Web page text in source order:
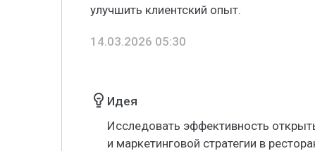
улучшить клиентский опыт.
14.03.2026 05:30
Идея
Исследовать эффективность
и маркетинговой стратегии в